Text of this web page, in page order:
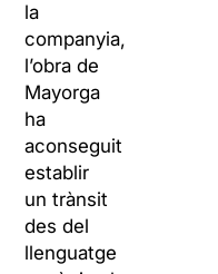
la
companyia,
l’obra de
Mayorga
ha
aconseguit
establir
un trànsit
des del
llenguatge